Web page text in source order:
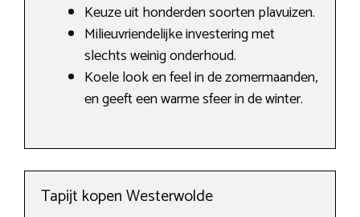
Keuze uit honderden soorten plavuizen.
Milieuvriendelijke investering met
slechts weinig onderhoud.
Koele look en feel in de zomermaanden,
en geeft een warme sfeer in de winter.
Tapijt kopen Westerwolde